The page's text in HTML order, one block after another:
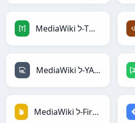
MediaWiki ל-TOML
MediaWiki ל-YAML
MediaWiki ל-Firebase